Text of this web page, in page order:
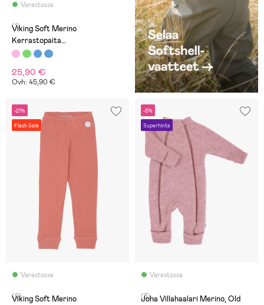
Varastossa
(1)
Viking Soft Merino
Kerrastopaita
Merinovillasekoite,
25,90 €
Ovh: 45,90 €
-21%
Flash Sale
Varastossa
(0)
Viking Soft Merino
-8%
Superhinta
Varastossa
(3)
Joha Villahaalari Merino, Old